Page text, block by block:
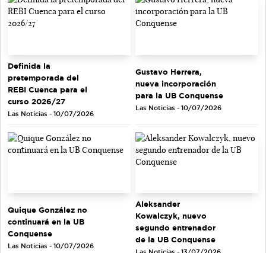
Definida la
pretemporada del
REBI Cuenca para el
curso 2026/27
Las Noticias - 10/07/2026
Gustavo Herrera,
nueva incorporación
para la UB Conquense
Las Noticias - 10/07/2026
Quique González no
continuará en la UB
Conquense
Las Noticias - 10/07/2026
Aleksander
Kowalczyk, nuevo
segundo entrenador
de la UB Conquense